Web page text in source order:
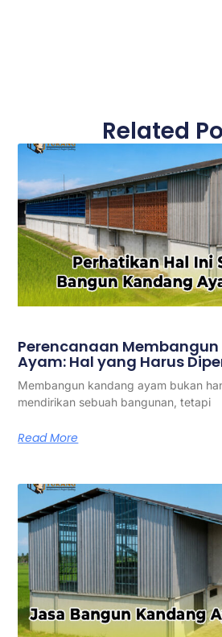
Related
Perencanaan
Ayam: Hal yang Harus
Membangun kandang ayam bukan
mendirikan sebuah bangunan, tetapi
Read More